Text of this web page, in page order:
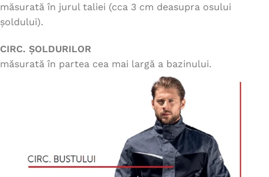
măsurată în jurul taliei (cca 3 cm deasupra osului
șoldului).
CIRC. ȘOLDURILOR
măsurată în partea cea mai largă a bazinului.